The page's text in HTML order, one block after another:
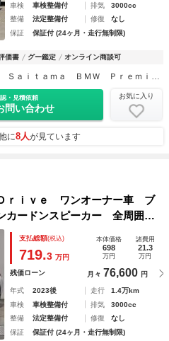
車検
車検整備付 排気
3000cc
整備
法定整備付 修復
なし
保証
保証付 (24ヶ月・走行無制限)
価書 グー鑑定 オンライン商談可
・見積依頼
問い合わせ
お気に入り
に8人が見ています
ｒｉｖｅ ワンオーナー車 ブ
カードンスピーカー 全周囲カ
ＴＶ カーブドディスプレ
アンビエントライト １９イ
支払総額(税込)
719.3 万円
本体価格
698
万円
諸費用
21.3
万円
残価ローン 月々 76,600 円
年式 2023後 走行
1.4万km
車検
車検整備付 排気
3000cc
整備
法定整備付 修復
なし
保証
保証付 (24ヶ月・走行無制限)